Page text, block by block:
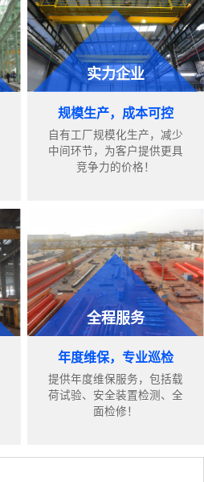
实力企业
规模生产，成本可控
自有工厂规模化生产，减少
中间环节，为客户提供更具
竞争力的价格！
全程服务
年度维保，专业巡检
提供年度维保服务，包括载
荷试验、安全装置检测、全
面检修！